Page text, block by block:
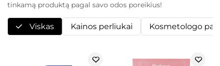
tinkamą produktą pagal savo odos poreikius!
Viskas Kainos perliukai Kosmetologo